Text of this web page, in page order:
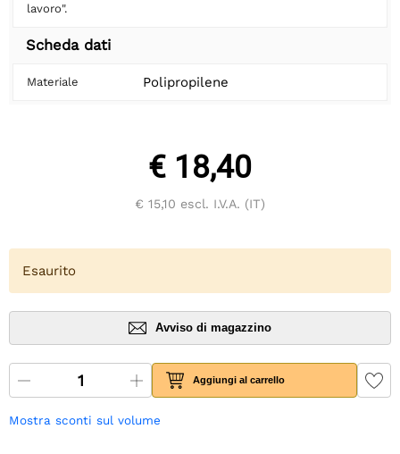
lavoro".
Scheda dati
Materiale Polipropilene
€ 18,40
€ 15,10 escl. I.V.A. (IT)
Esaurito
Avviso di magazzino
Aggiungi al carrello
Mostra sconti sul volume